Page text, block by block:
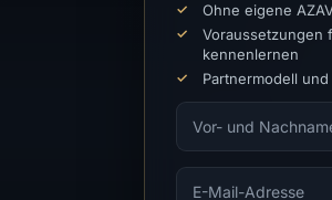
Ohne eigene
Voraussetzungen
kennenlernen
Partnermodell
Vor- und Nachname
E-Mail-Adresse